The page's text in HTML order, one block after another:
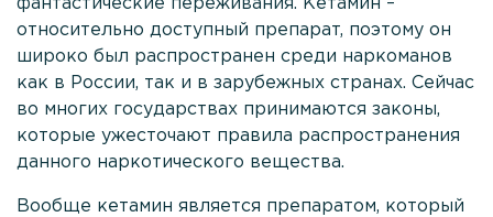
24/7
100%
анонимность
Проконсультироваться
фантастические переживания. Кетамин –
относительно доступный препарат, поэтому он
широко был распространен среди наркоманов
как в России, так и в зарубежных странах. Сейчас
во многих государствах принимаются законы,
которые ужесточают правила распространения
данного наркотического вещества.
Вообще кетамин является препаратом, который